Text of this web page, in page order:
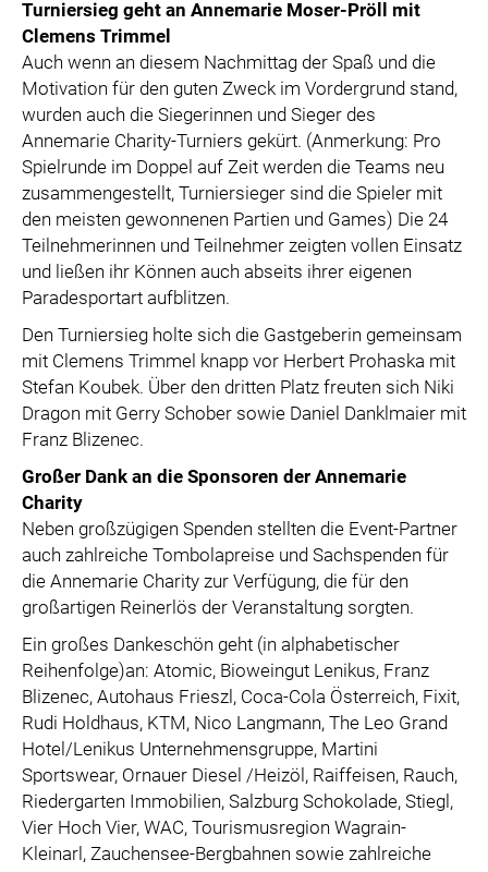
Turniersieg geht an Annemarie Moser-Pröll mit
Clemens Trimmel
Auch wenn an diesem Nachmittag der Spaß und die
Motivation für den guten Zweck im Vordergrund stand,
wurden auch die Siegerinnen und Sieger des
Annemarie Charity-Turniers gekürt. (Anmerkung: Pro
Spielrunde im Doppel auf Zeit werden die Teams neu
zusammengestellt, Turniersieger sind die Spieler mit
den meisten gewonnenen Partien und Games) Die 24
Teilnehmerinnen und Teilnehmer zeigten vollen Einsatz
und ließen ihr Können auch abseits ihrer eigenen
Paradesportart aufblitzen.
Den Turniersieg holte sich die Gastgeberin gemeinsam
mit Clemens Trimmel knapp vor Herbert Prohaska mit
Stefan Koubek. Über den dritten Platz freuten sich Niki
Dragon mit Gerry Schober sowie Daniel Danklmaier mit
Franz Blizenec.
Großer Dank an die Sponsoren der Annemarie
Charity
Neben großzügigen Spenden stellten die Event-Partner
auch zahlreiche Tombolapreise und Sachspenden für
die Annemarie Charity zur Verfügung, die für den
großartigen Reinerlös der Veranstaltung sorgten.
Ein großes Dankeschön geht (in alphabetischer
Reihenfolge)an: Atomic, Bioweingut Lenikus, Franz
Blizenec, Autohaus Frieszl, Coca-Cola Österreich, Fixit,
Rudi Holdhaus, KTM, Nico Langmann, The Leo Grand
Hotel/Lenikus Unternehmensgruppe, Martini
Sportswear, Ornauer Diesel /Heizöl, Raiffeisen, Rauch,
Riedergarten Immobilien, Salzburg Schokolade, Stiegl,
Vier Hoch Vier, WAC, Tourismusregion Wagrain-
Kleinarl, Zauchensee-Bergbahnen sowie zahlreiche